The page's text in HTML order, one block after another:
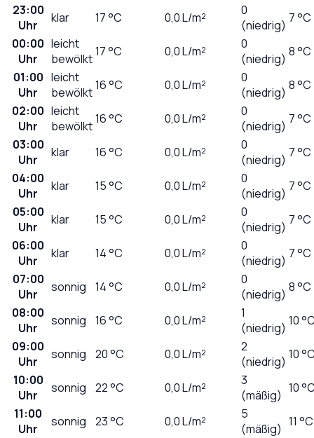
23:00
Uhr
klar 17°C 0,0L/m²
0
(niedrig) 7 °C
00:00
Uhr
leicht
bewölkt17°C 0,0L/m²
0
(niedrig) 8 °C
01:00
Uhr
leicht
bewölkt16°C 0,0L/m²
0
(niedrig) 8 °C
02:00
Uhr
leicht
bewölkt16°C 0,0L/m²
0
(niedrig) 7 °C
03:00
Uhr
klar 16°C 0,0L/m²
0
(niedrig) 7 °C
04:00
Uhr
klar 15°C 0,0L/m²
0
(niedrig) 7 °C
05:00
Uhr
klar 15°C 0,0L/m²
0
(niedrig) 7 °C
06:00
Uhr
klar 14°C 0,0L/m²
0
(niedrig) 7 °C
07:00
Uhr
sonnig 14°C 0,0L/m²
0
(niedrig) 8 °C
08:00
Uhr
sonnig 16°C 0,0L/m²
1
(niedrig) 10
09:00
Uhr
sonnig 20°C 0,0L/m²
2
(niedrig) 10
10:00
Uhr
sonnig 22°C 0,0L/m²
3
(mäßig) 10
11:00
Uhr
sonnig 23°C 0,0L/m²
5
(mäßig) 11 °C